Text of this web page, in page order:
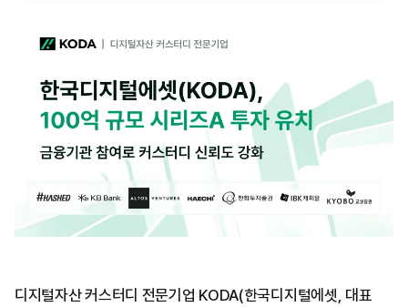
디지털자산 커스터디 전문기업 KODA(한국디지털에셋, 대표